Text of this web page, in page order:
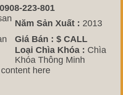
0908-223-801
Năm Sản Xuất : 2013
Giá Bán : $ CALL
Loại Chìa Khóa : Chìa
Khóa Thông Minh
here